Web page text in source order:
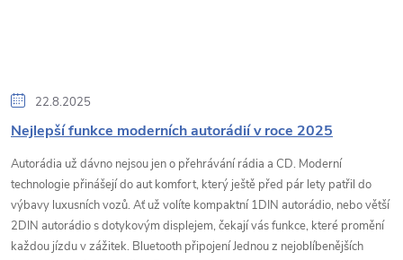
22.8.2025
Nejlepší funkce moderních autorádií v roce 2025
Autorádia už dávno nejsou jen o přehrávání rádia a CD. Moderní
technologie přinášejí do aut komfort, který ještě před pár lety patřil do
výbavy luxusních vozů. Ať už volíte kompaktní 1DIN autorádio, nebo větší
2DIN autorádio s dotykovým displejem, čekají vás funkce, které promění
každou jízdu v zážitek. Bluetooth připojení Jednou z nejoblíbenějších